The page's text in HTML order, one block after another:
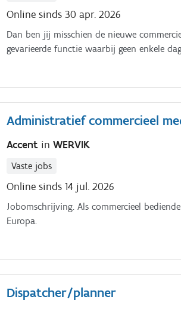
Online sinds 30 apr. 2026
Dan ben jij misschien de nieuwe
gevarieerde functie waarbij geen enkele
Administratief commercieel
Accent inWERVIK
Vaste jobs
Online sinds 14 jul. 2026
Jobomschrijving. Als commercieel
Europa.
Dispatcher/planner